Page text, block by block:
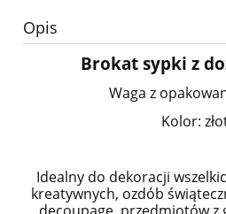
Opis
Brokat sypki z
Waga z
Kolor:
Idealny do dekoracji
kreatywnych, ozdób